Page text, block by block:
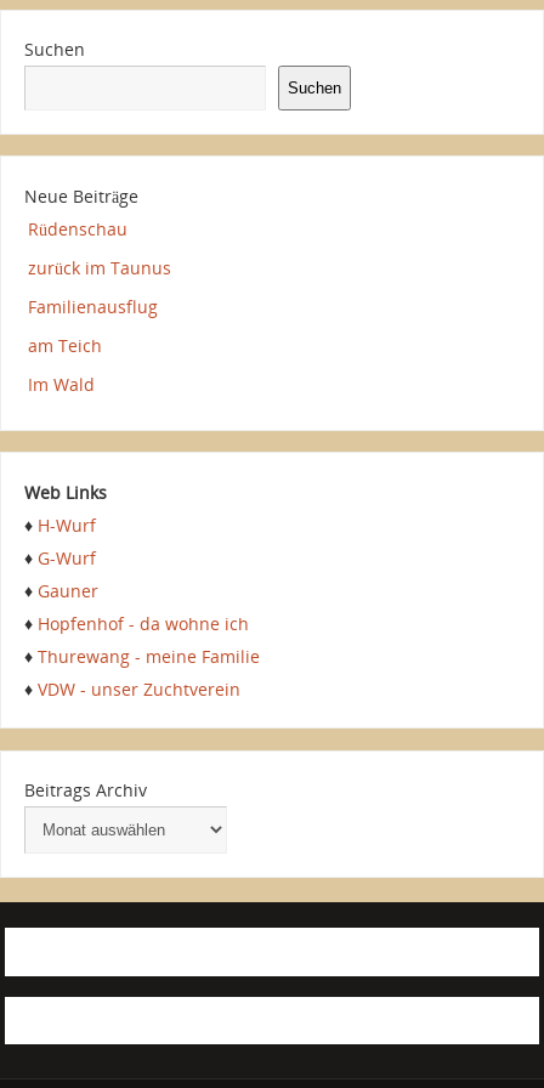
Suchen
Suchen
Neue Beiträge
Rüdenschau
zurück im Taunus
Familienausflug
am Teich
Im Wald
Web Links
♦ H-Wurf
♦ G-Wurf
♦ Gauner
♦ Hopfenhof - da wohne ich
♦ Thurewang - meine Familie
♦ VDW - unser Zuchtverein
Beitrags Archiv